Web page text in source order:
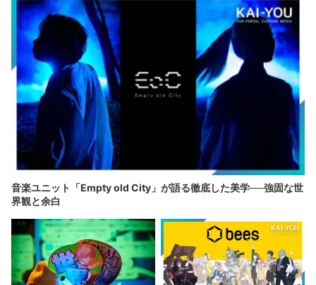
音楽ユニット「Empty old City」が語る徹底した美学──強固な世
界観と余白